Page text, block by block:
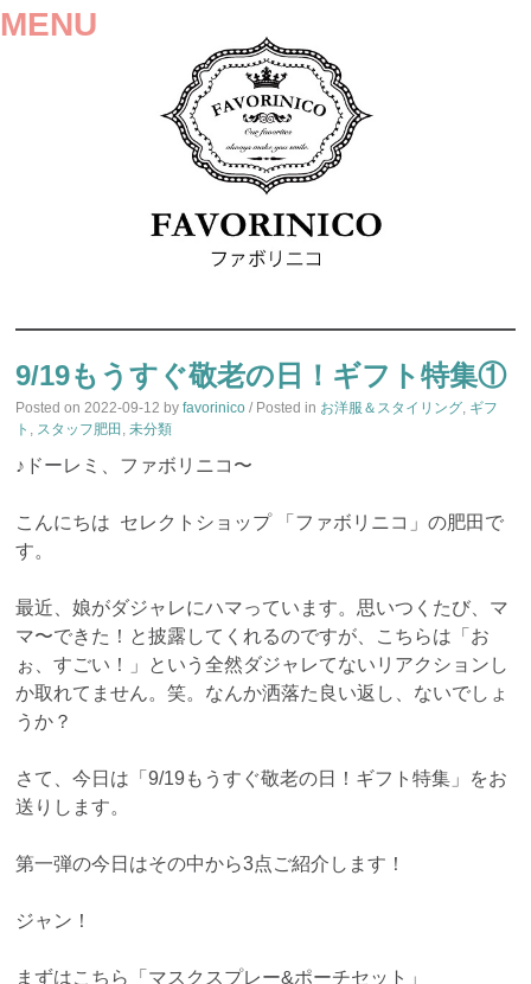
MENU
TO
CONTENT
9/19もうすぐ敬老の日！ギフト特集①
Posted on2022-09-12 byfavorinico / Posted in お洋服＆スタイリング, ギフ
ト , スタッフ肥田 ,未分類
♪ドーレミ、ファボリニコ〜
こんにちは セレクトショップ 「ファボリニコ」の肥田で
す。
最近、娘がダジャレにハマっています。思いつくたび、マ
マ〜できた！と披露してくれるのですが、こちらは「お
ぉ、すごい！」という全然ダジャレてないリアクションし
か取れてません。笑。なんか洒落た良い返し、ないでしょ
うか？
さて、今日は「9/19もうすぐ敬老の日！ギフト特集」をお
送りします。
第一弾の今日はその中から3点ご紹介します！
ジャン！
まずはこちら「マスクスプレー&ポーチセット」